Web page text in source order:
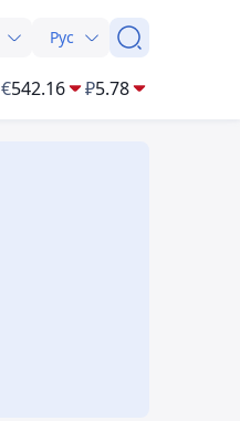
Рус
€542.16 ₽5.78